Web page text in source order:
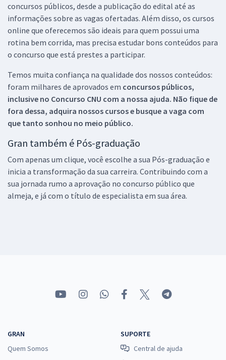
concursos públicos, desde a publicação do edital até as
informações sobre as vagas ofertadas. Além disso, os cursos
online que oferecemos são ideais para quem possui uma
rotina bem corrida, mas precisa estudar bons conteúdos para
o concurso que está prestes a participar.
Temos muita confiança na qualidade dos nossos conteúdos:
foram milhares de aprovados em concursos públicos,
inclusive no Concurso CNU com a nossa ajuda. Não fique de
fora dessa, adquira nossos cursos e busque a vaga com
que tanto sonhou no meio público.
Gran também é Pós-graduação
Com apenas um clique, você escolhe a sua Pós-graduação e
inicia a transformação da sua carreira. Contribuindo com a
sua jornada rumo a aprovação no concurso público que
almeja, e já com o título de especialista em sua área.
GRAN
Quem Somos
SUPORTE
Central de ajuda